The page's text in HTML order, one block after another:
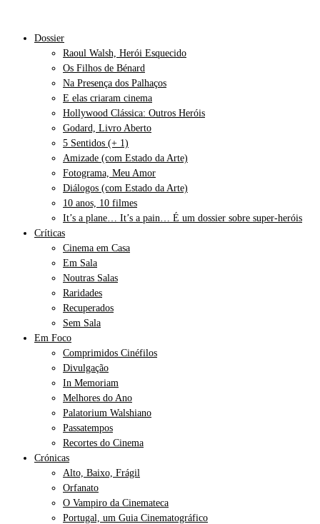
Dossier
Raoul Walsh, Herói Esquecido
Os Filhos de Bénard
Na Presença dos Palhaços
E elas criaram cinema
Hollywood Clássica: Outros Heróis
Godard, Livro Aberto
5 Sentidos (+ 1)
Amizade (com Estado da Arte)
Fotograma, Meu Amor
Diálogos (com Estado da Arte)
10 anos, 10 filmes
It’s a plane… It’s a pain… É um dossier sobre super-heróis
Críticas
Cinema em Casa
Em Sala
Noutras Salas
Raridades
Recuperados
Sem Sala
Em Foco
Comprimidos Cinéfilos
Divulgação
In Memoriam
Melhores do Ano
Palatorium Walshiano
Passatempos
Recortes do Cinema
Crónicas
Alto, Baixo, Frágil
Orfanato
O Vampiro da Cinemateca
Portugal, um Guia Cinematográfico